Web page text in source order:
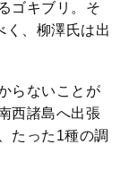
ゴキブリ。そ
く、柳澤氏は出
らないことが
西諸島へ出張
たった1種の調